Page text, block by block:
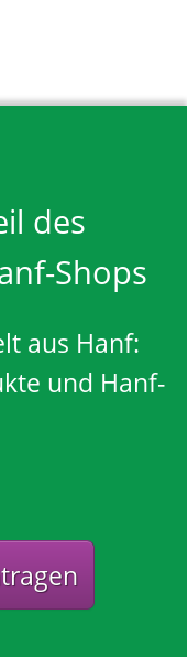
des
Shops
aus Hanf:
und Hanf-